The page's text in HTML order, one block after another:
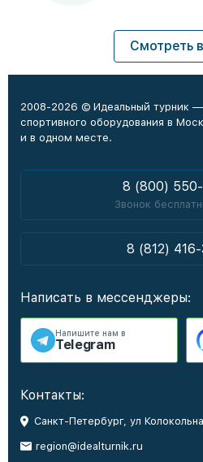
Смотреть
2008-2026 © Идеальный турник —
спортивного оборудования в
и в одном месте.
8 (800)
Звонок
8 (812)
Написать в мессенджеры:
Напишите нам в
Telegram
Контакты:
Санкт-Петербург, ул
region@idealturnik.ru